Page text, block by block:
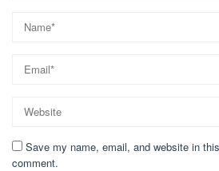
Save my name, email, and website in
comment.